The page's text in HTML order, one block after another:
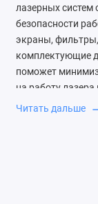
лазерных систем
безопасности
экраны,
комплектующие
поможет
на работу лазера
Экранирование
Читать дальше